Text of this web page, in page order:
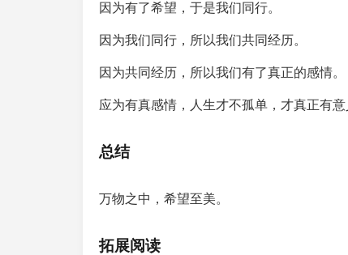
因为有了希望，于是我们同行。
因为我们同行，所以我们共同经历。
因为共同经历，所以我们有了真正的感情。
应为有真感情，人生才不孤单，才真正有意
总结
万物之中，希望至美。
拓展阅读